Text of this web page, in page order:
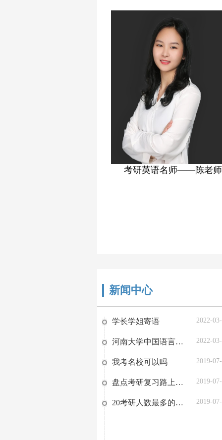
考研政治名师——高老师
新闻中心
2022-
学长学姐寄语
2022-
河南大学中国语言文学复习方略
2019-
我考名校可以吗
2019-
盘点考研复习路上的那些阻碍，你有吗？
2019-
20考研人数最多的省份TOP9